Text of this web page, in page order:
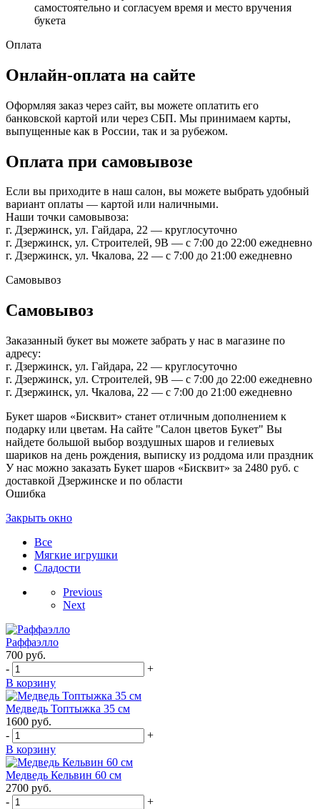
самостоятельно и согласуем время и место вручения
букета
Оплата
Онлайн-оплата на сайте
Оформляя заказ через сайт, вы можете оплатить его
банковской картой или через СБП. Мы принимаем карты,
выпущенные как в России, так и за рубежом.
Оплата при самовывозе
Если вы приходите в наш салон, вы можете выбрать удобный
вариант оплаты — картой или наличными.
Наши точки самовывоза:
г. Дзержинск, ул. Гайдара, 22 — круглосуточно
г. Дзержинск, ул. Строителей, 9В — с 7:00 до 22:00 ежедневно
г. Дзержинск, ул. Чкалова, 22 — с 7:00 до 21:00 ежедневно
Самовывоз
Самовывоз
Заказанный букет вы можете забрать у нас в магазине по
адресу:
г. Дзержинск, ул. Гайдара, 22 — круглосуточно
г. Дзержинск, ул. Строителей, 9В — с 7:00 до 22:00 ежедневно
г. Дзержинск, ул. Чкалова, 22 — с 7:00 до 21:00 ежедневно
Букет шаров «Бисквит» станет отличным дополнением к
подарку или цветам. На сайте "Салон цветов Букет" Вы
найдете большой выбор воздушных шаров и гелиевых
шариков на день рождения, выписку из роддома или праздник
У нас можно заказать Букет шаров «Бисквит» за 2480 руб. с
доставкой Дзержинске и по области
Ошибка
Закрыть окно
Все
Мягкие игрушки
Сладости
Previous
Next
Раффаэлло
700 руб.
-
+
В корзину
Медведь Топтыжка 35 см
1600 руб.
-
+
В корзину
Медведь Кельвин 60 см
2700 руб.
-
+